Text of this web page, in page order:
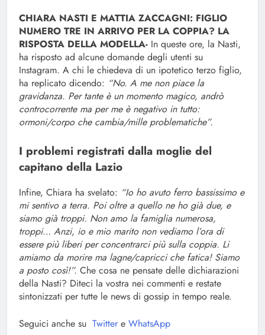
CHIARA NASTI E MATTIA ZACCAGNI: FIGLIO
NUMERO TRE IN ARRIVO PER LA COPPIA? LA
RISPOSTA DELLA MODELLA- In queste ore, la Nasti,
ha risposto ad alcune domande degli utenti su
Instagram. A chi le chiedeva di un ipotetico terzo figlio,
ha replicato dicendo: “No. A me non piace la
gravidanza. Per tante è un momento magico, andrò
controcorrente ma per me è negativo in tutto:
ormoni/corpo che cambia/mille problematiche”.
I problemi registrati dalla moglie del
capitano della Lazio
Infine, Chiara ha svelato: “Io ho avuto ferro bassissimo e
mi sentivo a terra. Poi oltre a quello ne ho già due, e
siamo già troppi. Non amo la famiglia numerosa,
troppi… Anzi, io e mio marito non vediamo l’ora di
essere più liberi per concentrarci più sulla coppia. Li
amiamo da morire ma lagne/capricci che fatica! Siamo
a posto così!”. Che cosa ne pensate delle dichiarazioni
della Nasti? Diteci la vostra nei commenti e restate
sintonizzati per tutte le news di gossip in tempo reale.
Seguici anche su Twitter e WhatsApp